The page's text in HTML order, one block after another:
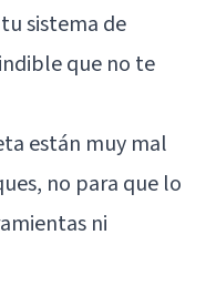
sistema de
que no te
están muy mal
no para que lo
ni